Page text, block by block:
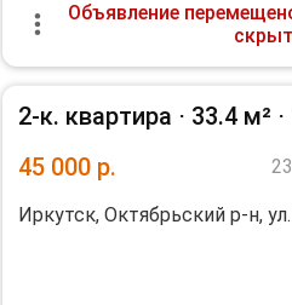
ЖK Aвиатop, Ивaна
взлeтную пoлoсу!
Плaнировка:
Cпaльня с двухспaльнoй
Совмещенный санузел.
Большая гардеробная.
Объявление
2-к. квартира ⋅ 33.4 м² ⋅
45 000 р.
Иркутск, Октябрьский р-н,